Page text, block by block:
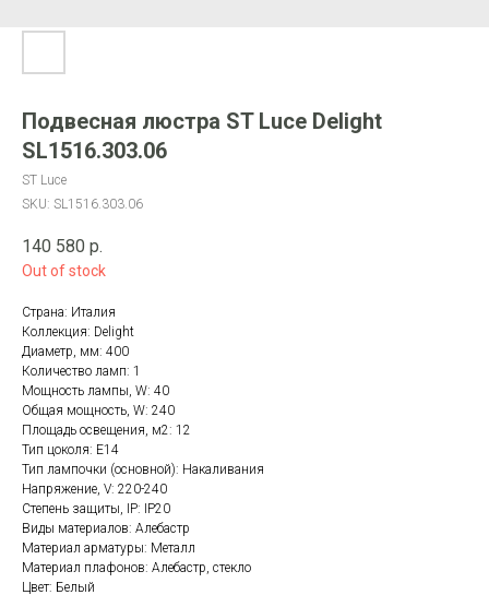
Подвесная люстра ST Luce Delight
SL1516.303.06
ST Luce
SKU: SL1516.303.06
140 580 р.
Out of stock
Страна: Италия
Коллекция: Delight
Диаметр, мм: 400
Количество ламп: 1
Мощность лампы, W: 40
Общая мощность, W: 240
Площадь освещения, м2: 12
Тип цоколя: E14
Тип лампочки (основной): Накаливания
Напряжение, V: 220-240
Степень защиты, IP: IP20
Виды материалов: Алебастр
Материал арматуры: Металл
Материал плафонов: Алебастр, стекло
Цвет: Белый